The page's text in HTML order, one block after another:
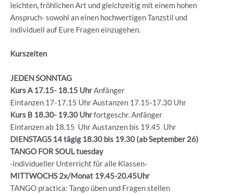
leichten, fröhlichen Art und gleichzeitig mit einem hohen
Anspruch- sowohl an einen hochwertigen Tanzstil und
individuell auf Eure Fragen einzugehen.
Kurszeiten
JEDEN SONNTAG
Kurs A 17.15- 18.15 UhrAnfänger
Eintanzen 17-17.15 Uhr Austanzen 17.15-17.30 Uhr
Kurs B 18.30- 19.30 Uhrfortgeschr. Anfänger
Eintanzen ab 18.15 Uhr Austanzen bis 19.45 Uhr
DIENSTAGS 14 tägig 18.30 bis 19.30 (ab September 26)
TANGO FOR SOUL tuesday
-individueller Unterricht für alle Klassen-
MITTWOCHS 2x/Monat 19.45-20.45Uhr
TANGO practica: Tango üben und Fragen stellen